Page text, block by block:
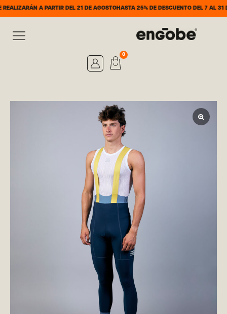
A PARTIR DEL 21 DE AGOSTOHASTA 25% DE DESCUENTO DEL 7 AL 31 DE
0